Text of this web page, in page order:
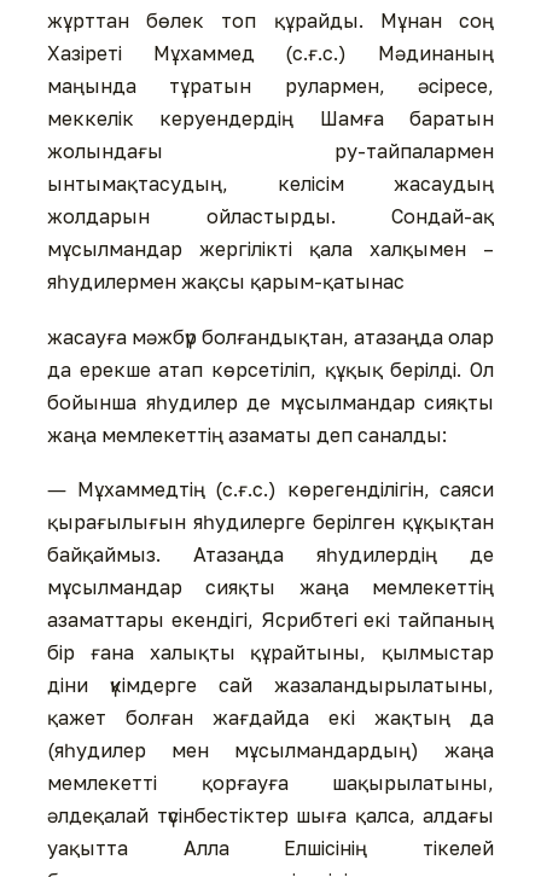
жұрттан бөлек топ құрайды. Мұнан соң
Хазіреті Мұхаммед (с.ғ.с.) Мәдинаның
маңында тұратын рулармен, әсіресе,
меккелік керуендердің Шамға баратын
жолындағы ру-тайпалармен
ынтымақтасудың, келісім жасаудың
жолдарын ойластырды. Сондай-ақ
мұсылмандар жергілікті қала халқымен –
яһудилермен жақсы қарым-қатынас
жасауға мәжбүр болғандықтан, атазаңда олар
да ерекше атап көрсетіліп, құқық берілді. Ол
бойынша яһудилер де мұсылмандар сияқты
жаңа мемлекеттің азаматы деп саналды:
― Мұхаммедтің (с.ғ.с.) көрегенділігін, саяси
қырағылығын яһудилерге берілген құқықтан
байқаймыз. Атазаңда яһудилердің де
мұсылмандар сияқты жаңа мемлекеттің
азаматтары екендігі, Ясрибтегі екі тайпаның
бір ғана халықты құрайтыны, қылмыстар
діни үкімдерге сай жазаландырылатыны,
қажет болған жағдайда екі жақтың да
(яһудилер мен мұсылмандардың) жаңа
мемлекетті қорғауға шақырылатыны,
әлдеқалай түсінбестіктер шыға қалса, алдағы
уақытта Алла Елшісінің тікелей